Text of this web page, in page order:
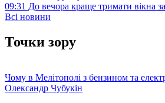
09:31 До вечора краще тримати вікна
Всі новини
Точки зору
Чому в Мелітополі з бензином та
Олександр Чубукін